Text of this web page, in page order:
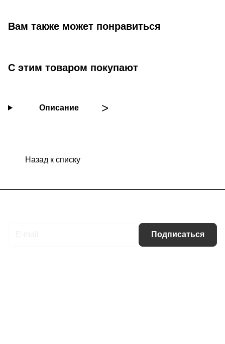
Вам также может понравиться
С этим товаром покупают
Описание
Назад к списку
Подписаться